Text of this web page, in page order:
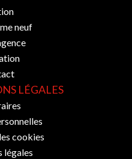
neuf
LÉGALES
cookies
légales